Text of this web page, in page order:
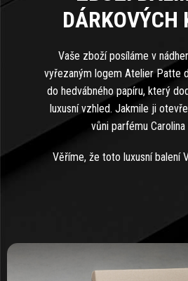
DÁRKOVÝCH
Vaše zboží posíláme v
vyřezaným logem Atelier Patte
do hedvábného papíru, který
luxusní vzhled. Jakmile ji
vůni parfému
Věříme, že toto luxusní balení